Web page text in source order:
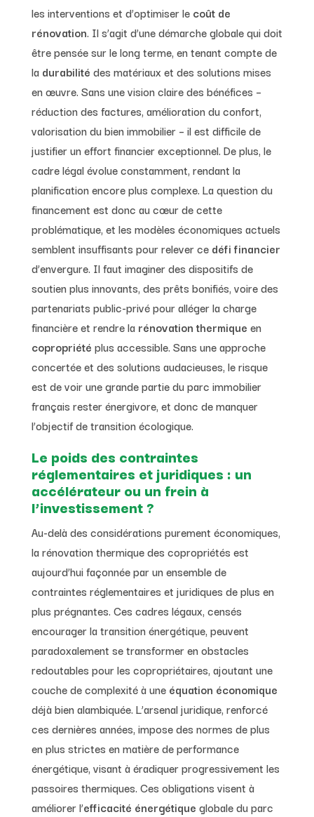
les interventions et d’optimiser lecoût de
rénovation. Il s’agit d’une démarche globale qui doit
être pensée sur le long terme, en tenant compte de
la durabilité des matériaux et des solutions mises
en œuvre. Sans une vision claire des bénéfices –
réduction des factures, amélioration du confort,
valorisation du bien immobilier – il est difficile de
justifier un effort financier exceptionnel. De plus, le
cadre légal évolue constamment, rendant la
planification encore plus complexe. La question du
financement est donc au cœur de cette
problématique, et les modèles économiques actuels
semblent insuffisants pour relever cedéfi financier
d’envergure. Il faut imaginer des dispositifs de
soutien plus innovants, des prêts bonifiés, voire des
partenariats public-privé pour alléger la charge
financière et rendre la rénovation thermique en
copropriété plus accessible. Sans une approche
concertée et des solutions audacieuses, le risque
est de voir une grande partie du parc immobilier
français rester énergivore, et donc de manquer
l’objectif de transition écologique.
Le poids des contraintes
réglementaires et juridiques : un
accélérateur ou un frein à
l’investissement ?
Au-delà des considérations purement économiques,
la rénovation thermique des copropriétés est
aujourd’hui façonnée par un ensemble de
contraintes réglementaires et juridiques de plus en
plus prégnantes. Ces cadres légaux, censés
encourager la transition énergétique, peuvent
paradoxalement se transformer en obstacles
redoutables pour les copropriétaires, ajoutant une
couche de complexité à uneéquation économique
déjà bien alambiquée. L’arsenal juridique, renforcé
ces dernières années, impose des normes de plus
en plus strictes en matière de performance
énergétique, visant à éradiquer progressivement les
passoires thermiques. Ces obligations visent à
améliorer l’efficacité énergétique globale du parc